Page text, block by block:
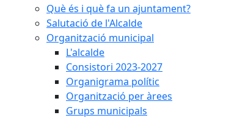
Què és i què fa un ajuntament?
Salutació de l'Alcalde
Organització municipal
L'alcalde
Consistori 2023-2027
Organigrama polític
Organització per àrees
Grups municipals